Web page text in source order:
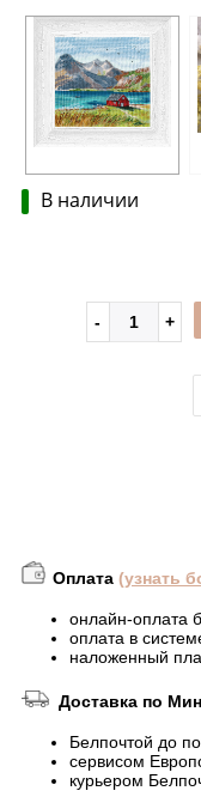
В наличии
Оплата (узнать
онлайн-оплата
оплата в
наложенный
Доставка по
Белпочтой до
сервисом
курьером